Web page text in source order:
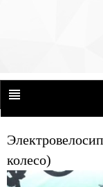
колесо)